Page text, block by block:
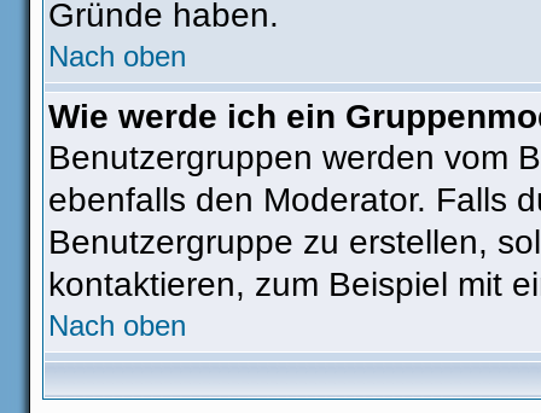
Gründe haben.
Nach oben
Wie werde ich ein
Benutzergruppen werden vom
ebenfalls den Moderator. Falls
Benutzergruppe zu erstellen,
kontaktieren, zum Beispiel mit
Nach oben